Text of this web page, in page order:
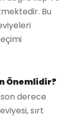
Bu
Önemlidir?
derece
sırt